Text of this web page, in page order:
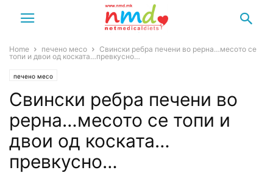
Home печено месо
Свински ребра печени во рерна…месото се
топи и двои од коската…превкусно…
печено месо
Свински ребра печени во
рерна…месото се топи и
двои од коската…
превкусно…